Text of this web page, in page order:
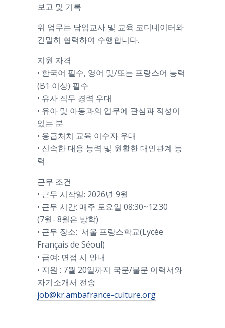
보고 및 기록
위 업무는 담임교사 및 교육 코디네이터와
긴밀히 협력하여 수행합니다.
지원 자격
• 한국어 필수, 영어 및/또는 프랑스어 능력
(B1 이상) 필수
• 유사 직무 경력 우대
• 유아 및 아동과의 업무에 관심과 적성이
있는 분
• 응급처치 교육 이수자 우대
• 신속한 대응 능력 및 원활한 대인관계 능
력
근무 조건
• 근무 시작일: 2026년 9월
• 근무 시간: 매주 토요일 08:30~12:30
(7월- 8월은 방학)
• 근무 장소: 서울 프랑스학교(Lycée
Français de Séoul)
• 급여: 면접 시 안내
• 지원 : 7월 20일까지 국문/불문 이력서와
자기소개서 전송
job@kr.ambafrance-culture.org